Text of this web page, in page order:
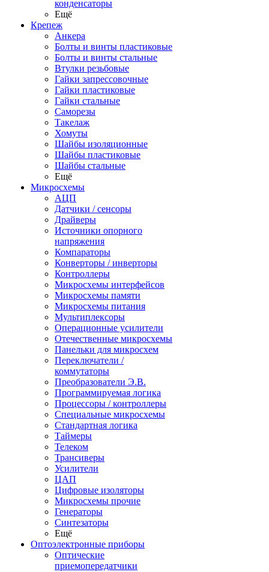
конденсаторы
Ещё
Крепеж
Анкера
Болты и винты пластиковые
Болты и винты стальные
Втулки резьбовые
Гайки запрессовочные
Гайки пластиковые
Гайки стальные
Саморезы
Такелаж
Хомуты
Шайбы изоляционные
Шайбы пластиковые
Шайбы стальные
Ещё
Микросхемы
АЦП
Датчики / сенсоры
Драйверы
Источники опорного
напряжения
Компараторы
Конверторы / инверторы
Контроллеры
Микросхемы интерфейсов
Микросхемы памяти
Микросхемы питания
Мультиплексоры
Операционные усилители
Отечественные микросхемы
Панельки для микросхем
Переключатели /
коммутаторы
Преобразователи Э.В.
Программируемая логика
Процессоры / контроллеры
Специальные микросхемы
Стандартная логика
Таймеры
Телеком
Трансиверы
Усилители
ЦАП
Цифровые изоляторы
Микросхемы прочие
Генераторы
Синтезаторы
Ещё
Оптоэлектронные приборы
Оптические
приемопередатчики